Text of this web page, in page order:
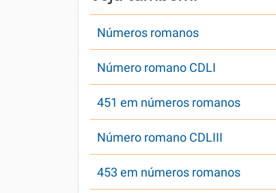
Números romanos
Número romano CDLI
451 em números romanos
Número romano CDLIII
453 em números romanos